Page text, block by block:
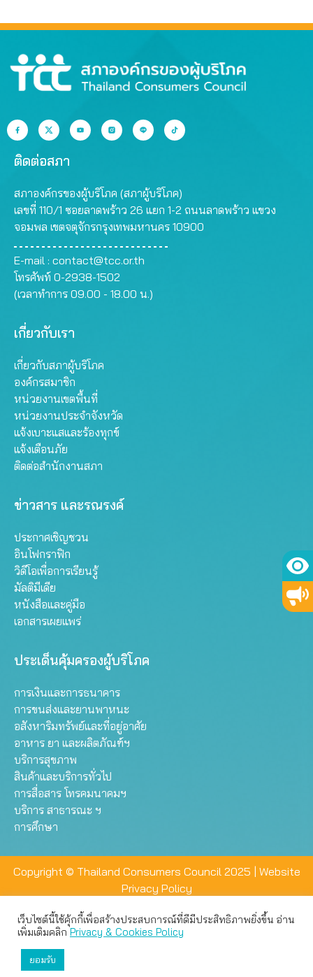
หนึ่งเท่า
ติดต่อสภา
สภาองค์กรของผู้บริโภค (สภาผู้บริโภค)
เลขที่ 110/1 ซอยลาดพร้าว 26 แยก 1-2 ถนนลาดพร้าว แขวง
จอมพล เขตจตุจักรกรุงเทพมหานคร 10900
E-mail : contact@tcc.or.th
โทรศัพท์ 0-2938-1502
(เวลาทำการ 09.00 - 18.00 น.)
เกี่ยวกับเรา
เกี่ยวกับสภาผู้บริโภค
องค์กรสมาชิก
หน่วยงานเขตพื้นที่
หน่วยงานประจำจังหวัด
แจ้งเบาะแสและร้องทุกข์
แจ้งเตือนภัย
ติดต่อสำนักงานสภา
ข่าวสาร และรณรงค์
ประกาศเชิญชวน
อินโฟกราฟิก
วิดีโอเพื่อการเรียนรู้
มัลติมีเดีย
หนังสือและคู่มือ
เอกสารเผยแพร่
ประเด็นคุ้มครองผู้บริโภค
การเงินและการธนาคาร
การขนส่งและยานพาหนะ
อสังหาริมทรัพย์และที่อยู่อาศัย
อาหาร ยา และผลิตภัณฑ์ฯ
บริการสุขภาพ
สินค้าและบริการทั่วไป
การสื่อสาร โทรคมนาคมฯ
บริการ สาธารณะ ฯ
การศึกษา
Copyright © Thailand Consumers Council 2025 | Website
Privacy Policy
เว็บไซต์นี้ใช้คุ้กกี้เพื่อสร้างประสบการณ์ที่ดีมีประสิทธิภาพยิ่งขึ้น อ่าน
เพิ่มเติมคลิกPrivacy & Cookies Policy
ยอมรับ
เว็บไซต์นี้ใช้คุกกี้เพื่อมอบประสบการณ์การใช้งานที่ดีให้แก่ท่าน คุณ
สามารถเลือกตั้งค่าความเป็นส่วนตัวได้
ยอมรับทั้งหมด